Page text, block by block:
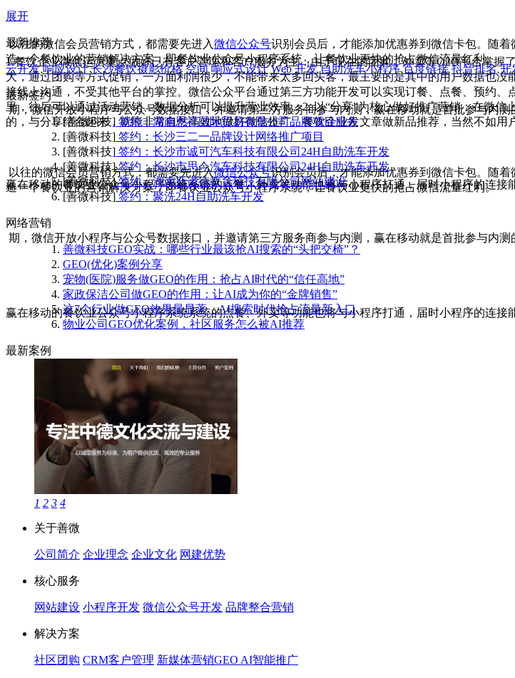
以往的微信会员营销方式，都需要先进入微信公众号识别会员后，才能添加优惠券到微信卡包。随
造一个餐饮业的营销解决方案，即餐饮业公众号小程序系统，让餐饮业更快的抢占微信流量红利。
期，微信开放小程序与公众号数据接口，并邀请第三方服务商参与内测，赢在移动就是首批参与内
赢在移动的餐饮业公众号小程序系统系统的点餐、外卖等功能也将与小程序打通，届时小程序的连接
1.餐饮企业微信运营重点做好已有客户管理和客户服务为主：由于现在的团购，外卖等O2O平台掌
大，通过团购等方式促销，一方面利润很少，不能带来太多回头客，最主要的是其中的用户数据也
接线上沟通，不受其他平台的掌控。微信公众平台通过第三方功能开发可以实现订餐、点餐、预约
里，往后可以通过活动营销、数据分析可以提升营业效率。2. 以“分享”为核心做好推广营销：在微
的，与分享结合起来，就能非常自然高效地做好微信推广。餐饮企业发文章做新品推荐，当然不如
以往的微信会员营销方式，都需要先进入微信公众号识别会员后，才能添加优惠券到微信卡包。随
造一个餐饮业的营销解决方案，即餐饮业公众号小程序系统，让餐饮业更快的抢占微信流量红利。
期，微信开放小程序与公众号数据接口，并邀请第三方服务商参与内测，赢在移动就是首批参与内
赢在移动的餐饮业公众号小程序系统系统的点餐、外卖等功能也将与小程序打通，届时小程序的连接
展开
最新推荐
云开发 响应设计 长沙餐饮摄影价格 空间 响应式设计 Web 开发 自助洗车小程序 百度链接 抖音排名 开
最新签约
[善微科技] 签约：湖南恩祥国际贸易有限公司品牌项目服务
[善微科技] 签约：长沙三二一品牌设计网络推广项目
[善微科技] 签约：长沙市诚可汽车科技有限公司24H自助洗车开发
[善微科技]签约：长沙市思今汽车科技有限公司24H自助洗车开发
[善微科技]签约：湖南斯诺德教育科技有限公司网站建设
[善微科技]签约：聚洗24H自助洗车开发
网络营销
善微科技GEO实战：哪些行业最该抢AI搜索的“头把交椅”？
GEO(优化)案例分享
宠物(医院)服务做GEO的作用：抢占AI时代的“信任高地”
家政保洁公司做GEO的作用：让AI成为你的“金牌销售”
这7个行业做GEO效果最显著，AI搜索时代抢占流量新入口
物业公司GEO优化案例，社区服务怎么被AI推荐
最新案例
1 2 3 4
关于善微
公司简介 企业理念 企业文化 网建优势
核心服务
网站建设 小程序开发 微信公众号开发 品牌整合营销
解决方案
社区团购 CRM客户管理 新媒体营销GEO AI智能推广